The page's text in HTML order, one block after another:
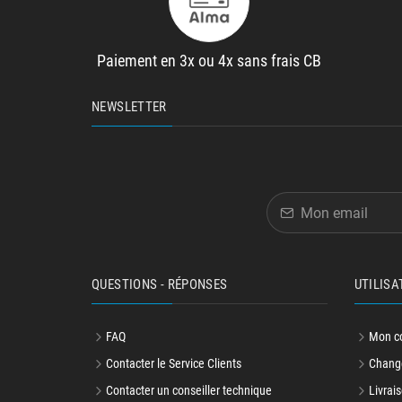
Paiement en 3x ou 4x sans frais CB
NEWSLETTER
QUESTIONS - RÉPONSES
FAQ
Contacter le Service Clients
Contacter un conseiller technique
Mon